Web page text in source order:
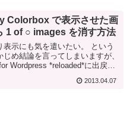
Colorbox で表示させた画
1 of ○ images を消す方法
示にも気を遣いたい。 という
め結論を言ってしまいますが、
Wordpress *reloaded*に出戻っ
2013.04.07